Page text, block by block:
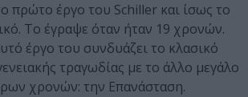
πρώτο έργο του Schiller και ίσως το
Το έγραψε όταν ήταν 19 χρονών.
έργο του συνδυάζει το κλασικό
τραγωδίας με το άλλο μεγάλο
χρονών: την Επανάσταση.